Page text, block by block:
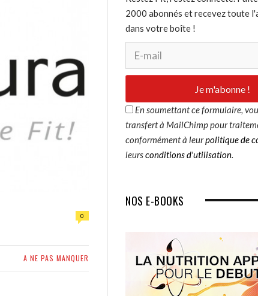
0
A NE PAS MANQUER
2000 abonnés et recevez toute
dans votre boîte !
En soumettant ce formulaire,
transfert à MailChimp pour
conformément à leurpolitique de
leursconditions d'utilisation.
NOS E-BOOKS